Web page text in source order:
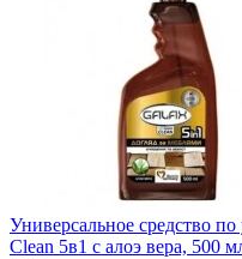
Универсальное средство
Clean 5в1 с алоэ вера, 500